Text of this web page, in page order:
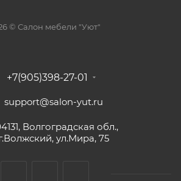
© Салон мебели "Уют"
+7(905)398-27-01
support@salon-yut.ru
Волгоградская обл.,
ул.Мира, 75